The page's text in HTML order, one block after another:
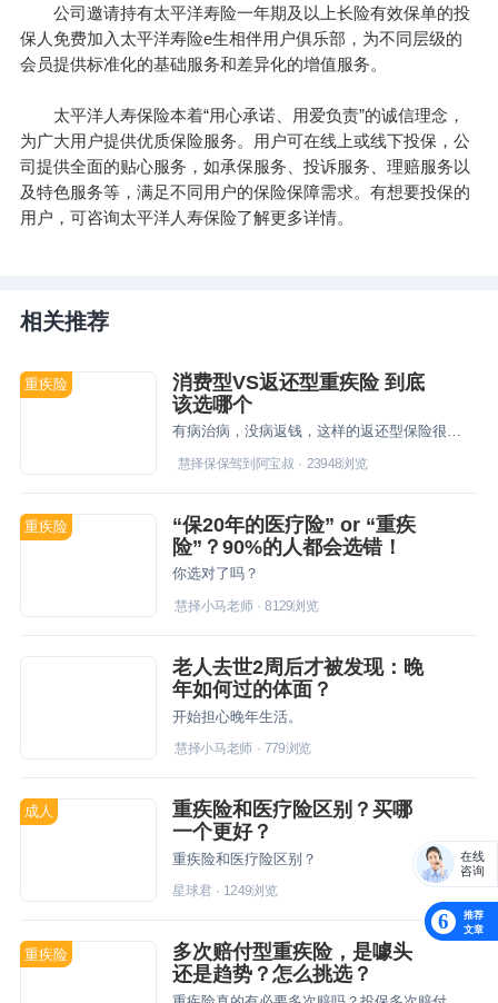
公司邀请持有太平洋寿险一年期及以上长险有效保单的投
保人免费加入太平洋寿险e生相伴用户俱乐部，为不同层级的
会员提供标准化的基础服务和差异化的增值服务。
太平洋人寿保险本着“用心承诺、用爱负责”的诚信理念，
为广大用户提供优质保险服务。用户可在线上或线下投保，公
司提供全面的贴心服务，如承保服务、投诉服务、理赔服务以
及特色服务等，满足不同用户的保险保障需求。有想要投保的
用户，可咨询太平洋人寿保险了解更多详情。
相关推荐
重疾险
消费型VS返还型重疾险 到底
该选哪个
有病治病，没病返钱，这样的返还型保险很多人想买，但它真有那么好吗？它与消费型保险，到底该选哪个？
慧择保保驾到阿宝叔 · 23948浏览
重疾险
“保20年的医疗险” or “重疾
险”？90%的人都会选错！
你选对了吗？
慧择小马老师· 8129浏览
老人去世2周后才被发现：晚
年如何过的体面？
开始担心晚年生活。
慧择小马老师· 779浏览
成人
重疾险和医疗险区别？买哪
一个更好？
重疾险和医疗险区别？
星球君· 1249浏览
重疾险
多次赔付型重疾险，是噱头
还是趋势？怎么挑选？
6
推荐
文章
在线
咨询